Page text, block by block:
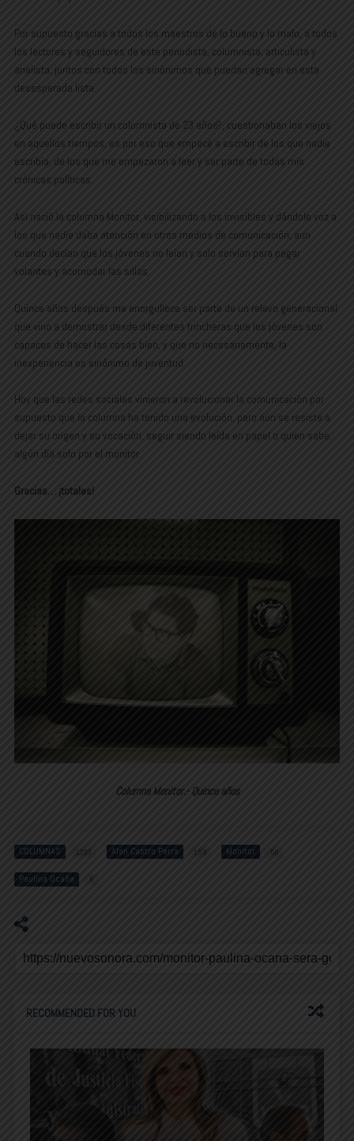
Por supuesto gracias a todos los maestros de lo bueno y lo malo, a todos
los lectores y seguidores de este periodista, columnista, articulista y
analista, juntos con todos los sinónimos que puedan agregar en esta
desesperada lista.
¿Qué puede escribir un columnista de 23 años?, cuestionaban los viejos
en aquellos tiempos, es por eso que empecé a escribir de los que nadie
escribía, de los que me empezaron a leer y ser parte de todas mis
crónicas políticas.
Así nació la columna Monitor, visibilizando a los invisibles y dándole voz a
los que nadie daba atención en otros medios de comunicación, aun
cuando decían que los jóvenes no leían y solo servían para pegar
volantes y acomodar las sillas.
Quince años después me enorgullece ser parte de un relevo generacional
que vino a demostrar desde diferentes trincheras que los jóvenes son
capaces de hacer las cosas bien, y que no necesariamente, la
inexperiencia es sinónimo de juventud.
Hoy que las redes sociales vinieron a revolucionar la comunicación por
supuesto que la columna ha tenido una evolución, pero aún se resiste a
dejar su origen y su vocación, seguir siendo leída en papel o quien sabe,
algún día solo por el monitor.
Gracias… ¡totales!
Columna Monitor.- Quince años
COLUMNAS 1293 Alan Castro Parra 159 Monitor 60
Paulina Ocaña 6
RECOMMENDED FOR YOU